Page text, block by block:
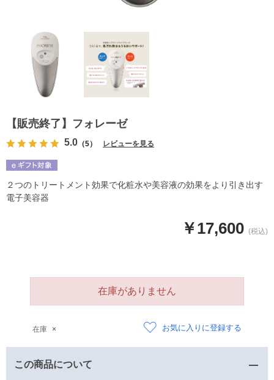
【販売終了】フォレーゼ
5.0 （5） レビューを見る
２つのトリートメント効果で化粧水や美容液の効果をより引き出す
電子美容器
￥17,600
在庫 × お気に入りに登録する
在庫がありません
この商品について